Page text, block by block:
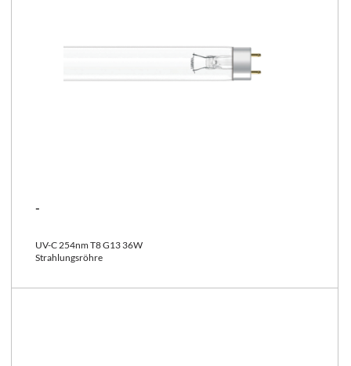
-
UV-C 254nm T8 G13 36W
Strahlungsröhre